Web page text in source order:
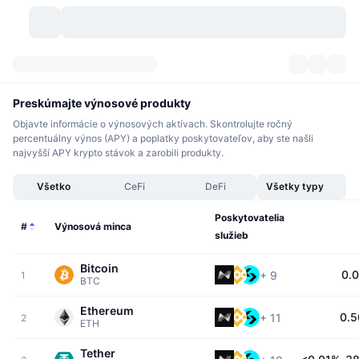
Poradie
Výnosy
Aktíva v skutočnom svete
Trhy
Pokladnice Bitcoin
Pokladnice BNB
DexScan
Rastúce
Prieskumník mémov
Deriváty
Témy
Živé relácie
Krypto API
Produkty
Produkty
Preskúmajte výnosové produkty
Objavte informácie o výnosových aktívach. Skontrolujte ročný
percentuálny výnos (APY) a poplatky poskytovateľov, aby ste našli
najvyšší APY krypto stávok a zarobili produkty.
Všetko CeFi DeFi Všetky typy
# Výnosová minca
Poskytovatelia
služieb
1
Bitcoin
BTC + 9
2
Ethereum
ETH + 11
Tether